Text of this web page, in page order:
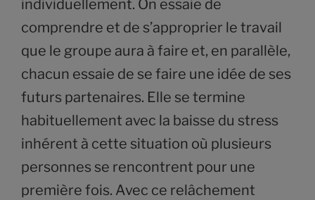
individuellement. On essaie de
comprendre et de s’approprier le travail
que le groupe aura à faire et, en parallèle,
chacun essaie de se faire une idée de ses
futurs partenaires. Elle se termine
habituellement avec la baisse du stress
inhérent à cette situation où plusieurs
personnes se rencontrent pour une
première fois. Avec ce relâchement